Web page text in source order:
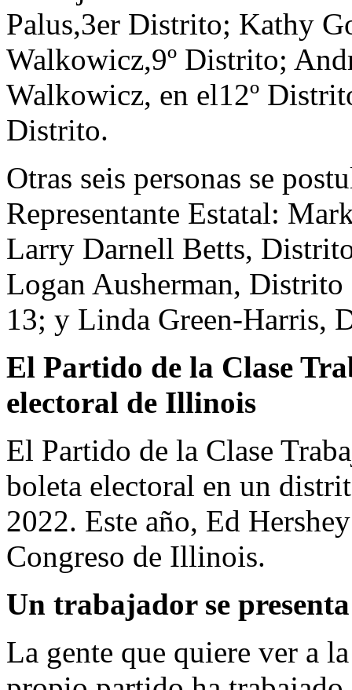
Palus,3er Distrito; Kathy
Walkowicz,9º Distrito;
Walkowicz, en el12º
Distrito.
Otras seis personas se
Representante Estatal:
Larry Darnell Betts,
Logan Ausherman,
13; y Linda Green-Harris,
El Partido de la Clase
electoral de Illinois
El Partido de la Clase
boleta electoral en un
2022. Este año, Ed
Congreso de Illinois.
Un trabajador se
La gente que quiere ver a